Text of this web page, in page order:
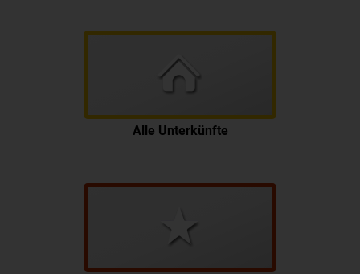
Alle Unterkünfte